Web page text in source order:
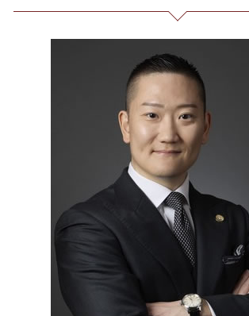
詐欺 被害届 返金
借金 元本
個人再生 債務整理 メリット
個人 自己破産 デメリット
借金 無料相談 電話
借金 過払い金 期間
契約 書 リーガル チェック
不当解雇 とは
有給 取得 トラブル
セクハラ パワハラ
臨床法務 とは
未払い 賃金
不当解雇 労基
残業代 未払い
Twitter 誹謗中傷
誹謗中傷 特定
爆サイ 誹謗中傷
誹謗中傷 被害
誹謗中傷 どこから
リーガルチェック 東京都 相談
マルチ商法 東京都 相談
契約書作成 全国 弁護士
消費者被害 全国 弁護士
任意整理 全国 弁護士
架空請求 港区 相談
過払い金請求 東京都 相談
出会い系 詐欺 23区 弁護士
不当請求 全国 弁護士
企業法務 全国 相談
破産 問題 全国 弁護士
リーガルチェック 東京都 弁護士
任意整理 23区 相談
破産 問題 23区 弁護士
出会い系 詐欺 港区 相談